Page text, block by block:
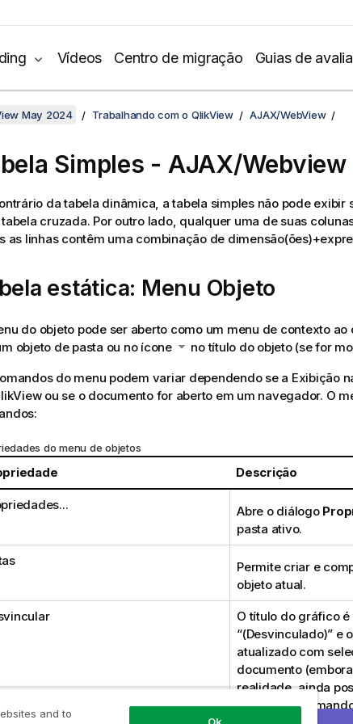
Vídeos Centro de migração Guias de
May 2024 Trabalhando com o QlikView AJAX/WebView
Simples - AJAX/Webview
da tabela dinâmica, a tabela simples não pode exibir
cruzada. Por outro lado, qualquer uma de suas
as linhas contêm uma combinação de
estática: Menu Objeto
do objeto pode ser aberto como um menu de contexto
objeto de pasta ou no ícone
no título do objeto (se for
do menu podem variar dependendo se a Exibição
ou se o documento for aberto em um navegador. O
do menu de objetos
Descrição
Abre o diálogo
pasta ativo.
Permite criar e
objeto atual.
O título do gráfico
“(Desvinculado)” e
atualizado com
documento
realidade, ainda
gráfico). O
and to